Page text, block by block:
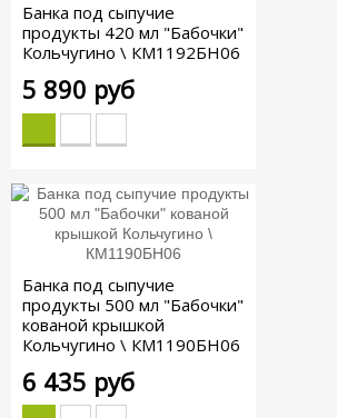
Банка под сыпучие
продукты 420 мл "Бабочки"
Кольчугино \ КМ1192БН06
5 890 руб
Банка под сыпучие
продукты 500 мл "Бабочки"
кованой крышкой
Кольчугино \ КМ1190БН06
6 435 руб